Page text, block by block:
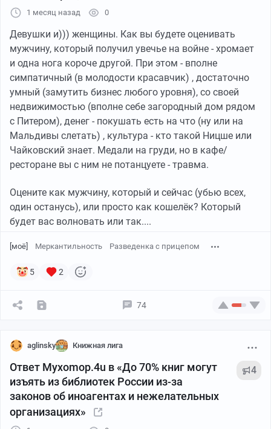
1 месяц назад 0
Девушки и))) женщины. Как вы будете оценивать
мужчину, который получил увечье на войне - хромает
и одна нога короче другой. При этом - вполне
симпатичный (в молодости красавчик) , достаточно
умный (замутить бизнес любого уровня), со своей
недвижимостью (вполне себе загородный дом рядом
с Питером), денег - покушать есть на что (ну или на
Мальдивы слетать) , культура - кто такой Ницше или
Чайковский знает. Медали на груди, но в кафе/
ресторане вы с ним не потанцуете - травма.
Оцените как мужчину, который и сейчас (убью всех,
один останусь), или просто как кошелёк? Который
будет вас волновать или так....
[моё] Меркантильность Разведенка с прицепом
5 2
74
aglinsky Книжная лига
Ответ Myxomop.4u в «До 70% книг могут
изъять из библиотек России из-за
законов об иноагентах и нежелательных
организациях»
4